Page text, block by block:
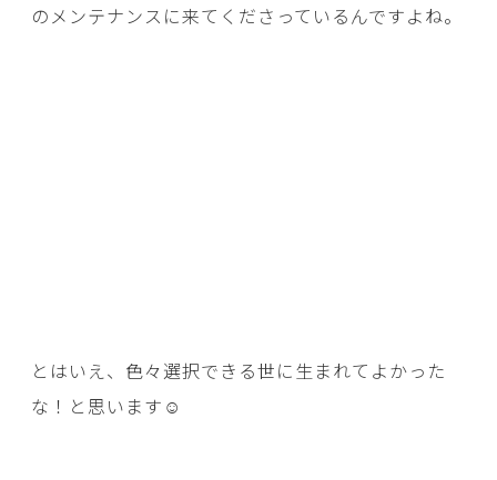
のメンテナンスに来てくださっているんですよね。
とはいえ、色々選択できる世に生まれてよかった
な！と思います☺